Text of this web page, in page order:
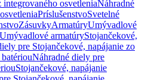
integrovaného osvetleniaNáhradné
PríslušenstvoSvetelné
ZásuvkyArmatúryUmývadlové
armatúryStojančekové,
pre Stojančekové, napájanie zo
Náhradné diely pre
Stojančekové, napájanie